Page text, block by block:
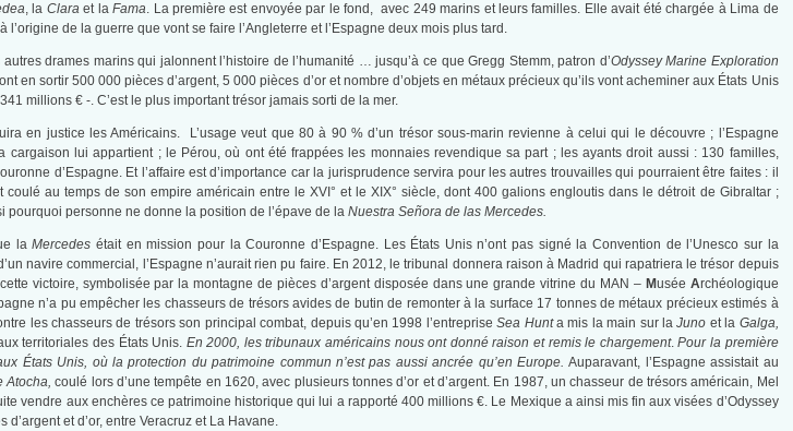
, la Claraet laFama. La première est envoyée par le fond, avec 249 marins et leurs familles. Elle avait été chargée à Lima de
l’origine de la guerre que vont se faire l’Angleterre et l’Espagne deux mois plus tard.
drames marins qui jalonnent l’histoire de l’humanité … jusqu’à ce que Gregg Stemm, patron d’Odyssey Marine Exploration
en sortir 500 000 pièces d’argent, 5 000 pièces d’or et nombre d’objets en métaux précieux qu’ils vont acheminer aux États Unis
millions € -. C’est le plus important trésor jamais sorti de la mer.
en justice les Américains. L’usage veut que 80 à 90 % d’un trésor sous-marin revienne à celui qui le découvre ; l’Espagne
lui appartient ; le Pérou, où ont été frappées les monnaies revendique sa part ; les ayants droit aussi : 130 familles,
d’Espagne. Et l’affaire est d’importance car la jurisprudence servira pour les autres trouvailles qui pourraient être faites : il
au temps de son empire américain entre le XVI° et le XIX° siècle, dont 400 galions engloutis dans le détroit de Gibraltar ;
personne ne donne la position de l’épave de la Nuestra Señorade las Mercedes.
laMercedes était en mission pour la Couronne d’Espagne. Les États Unis n’ont pas signé la Convention de l’Unesco sur la
navire commercial, l’Espagne n’aurait rien pu faire. En 2012, le tribunal donnera raison à Madrid qui rapatriera le trésor depuis
victoire, symbolisée par la montagne de pièces d’argent disposée dans une grande vitrine du MAN – Musée Archéologique
n’a pu empêcher les chasseurs de trésors avides de butin de remonter à la surface 17 tonnes de métaux précieux estimés à
les chasseurs de trésors son principal combat, depuis qu’en 1998 l’entrepriseSea Hunta mis la main sur laJuno et la Galga,
territoriales des États Unis. En 2000, les tribunaux américains nous ont donné raison et remis le chargement.Pour la première
États Unis, où la protection du patrimoine commun n’est pas aussi ancrée qu’en Europe.Auparavant, l’Espagne assistait au
Atocha, coulé lors d’une tempête en 1620, avec plusieurs tonnes d’or et d’argent. En 1987, un chasseur de trésors américain, Mel
vendre aux enchères ce patrimoine historique qui lui a rapporté 400 millions €. Le Mexique a ainsi mis fin aux visées d’Odyssey
et d’or, entre Veracruz et La Havane.